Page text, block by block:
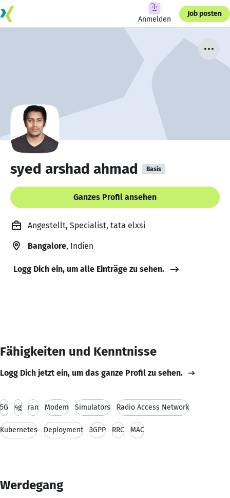
Anmelden
Job posten
syed arshad ahmad Basis
Ganzes Profil ansehen
Angestellt, Specialist, tata elxsi
Bangalore, Indien
Logg Dich ein, um alle Einträge zu sehen.
Fähigkeiten und Kenntnisse
Logg Dich jetzt ein, um das ganze Profil zu sehen.
5G 4g ran Modem Simulators Radio Access Network
Kubernetes Deployment 3GPP RRC MAC
Werdegang